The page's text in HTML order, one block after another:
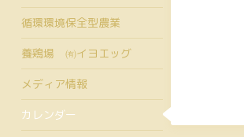
循環環境保全型農業
養鶏場 ㈲イヨエッグ
メディア情報
カレンダー